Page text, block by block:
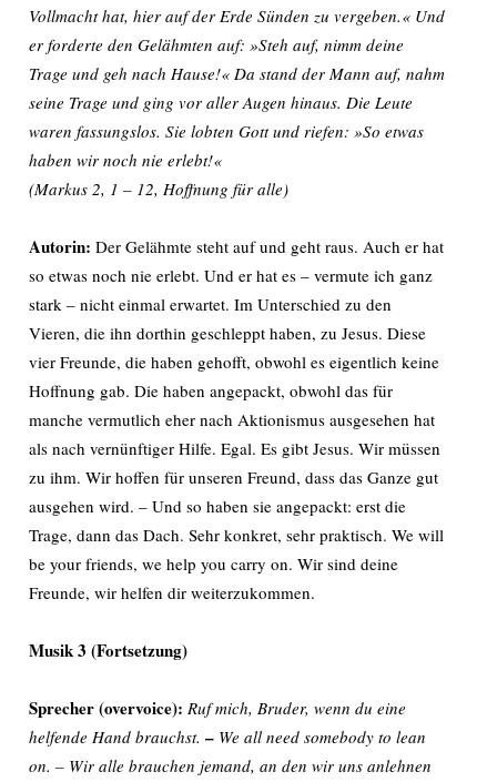
Vollmacht hat, hier auf der Erde Sünden zu vergeben.« Und
er forderte den Gelähmten auf: »Steh auf, nimm deine
Trage und geh nach Hause!« Da stand der Mann auf, nahm
seine Trage und ging vor aller Augen hinaus. Die Leute
waren fassungslos. Sie lobten Gott und riefen: »So etwas
haben wir noch nie erlebt!«
(Markus 2, 1 – 12, Hoffnung für alle)
Autorin: Der Gelähmte steht auf und geht raus. Auch er hat
so etwas noch nie erlebt. Und er hat es – vermute ich ganz
stark – nicht einmal erwartet. Im Unterschied zu den
Vieren, die ihn dorthin geschleppt haben, zu Jesus. Diese
vier Freunde, die haben gehofft, obwohl es eigentlich keine
Hoffnung gab. Die haben angepackt, obwohl das für
manche vermutlich eher nach Aktionismus ausgesehen hat
als nach vernünftiger Hilfe. Egal. Es gibt Jesus. Wir müssen
zu ihm. Wir hoffen für unseren Freund, dass das Ganze gut
ausgehen wird. – Und so haben sie angepackt: erst die
Trage, dann das Dach. Sehr konkret, sehr praktisch. We will
be your friends, we help you carry on. Wir sind deine
Freunde, wir helfen dir weiterzukommen.
Musik 3 (Fortsetzung)
Sprecher (overvoice): Ruf mich, Bruder, wenn du eine
helfende Hand brauchst. – We all need somebody to lean
on. – Wir alle brauchen jemand, an den wir uns anlehnen